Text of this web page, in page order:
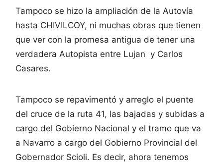
Tampoco se hizo la ampliación de la Autovía
hasta CHIVILCOY, ni muchas obras que tienen
que ver con la promesa antigua de tener una
verdadera Autopista entre Lujan y Carlos
Casares.
Tampoco se repavimentó y arreglo el puente
del cruce de la ruta 41, las bajadas y subidas a
cargo del Gobierno Nacional y el tramo que va
a Navarro a cargo del Gobierno Provincial del
Gobernador Scioli. Es decir, ahora tenemos